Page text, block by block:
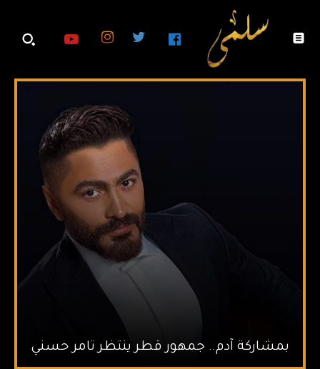
بمشاركة آدم.. جمهور قطر ينتظر تامر حسني